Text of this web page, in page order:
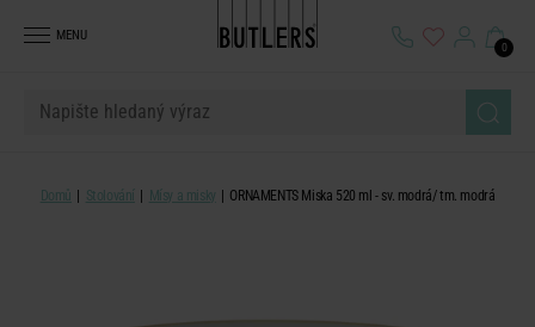
MENU
0
Domů Stolování Mísy a misky ORNAMENTS Miska 520 ml - sv. modrá/ tm. modrá